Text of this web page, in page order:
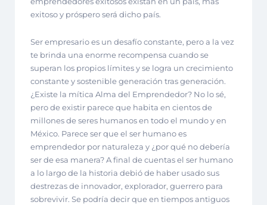
exitoso y próspero será dicho país.
Ser empresario es un desafío constante, pero a la vez
te brinda una enorme recompensa cuando se
superan los propios límites y se logra un crecimiento
constante y sostenible generación tras generación.
¿Existe la mítica Alma del Emprendedor? No lo sé,
pero de existir parece que habita en cientos de
millones de seres humanos en todo el mundo y en
México. Parece ser que el ser humano es
emprendedor por naturaleza y ¿por qué no debería
ser de esa manera? A final de cuentas el ser humano
a lo largo de la historia debió de haber usado sus
destrezas de innovador, explorador, guerrero para
sobrevivir. Se podría decir que en tiempos antiguos